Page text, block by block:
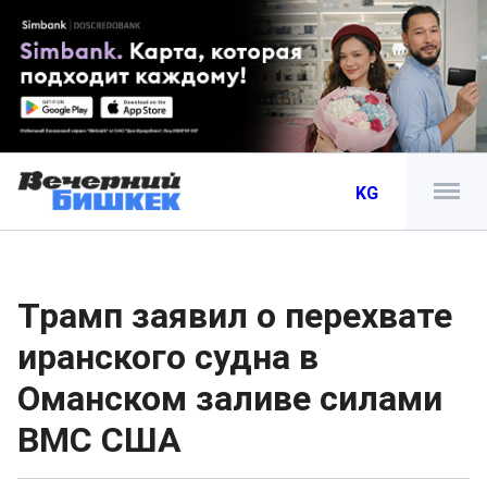
KG
Трамп заявил о перехвате
иранского судна в
Оманском заливе силами
ВМС США